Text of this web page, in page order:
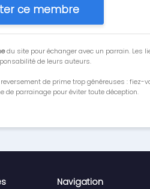
ce membre
du site pour échanger avec un parrain. Les
de leurs auteurs.
de prime trop généreuses : fiez-
parrainage pour éviter toute déception.
Navigation